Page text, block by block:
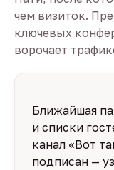
чем визиток.
ключевых
ворочает
Ближайшая
и списки
канал «Вот
подписан —